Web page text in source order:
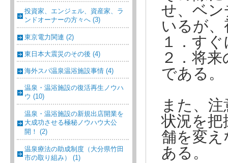
投資家、エンジェル、資産家、ラ
ンドオーナーの方々へ (3)
東京電力関連 (2)
東日本大震災のその後 (4)
海外スパ温泉温浴施設事情 (4)
温泉・温浴施設の復活再生ノウハ
ウ (10)
温泉・温浴施設の新規出店開業を
大成功させる極秘ノウハウ大公
開！ (2)
温泉療法の助成制度（大分県竹田
市の取り組み） (1)
せ、ベン
いるが
１．す
２．将
である。
また、
状況を把
舗を変
ある。